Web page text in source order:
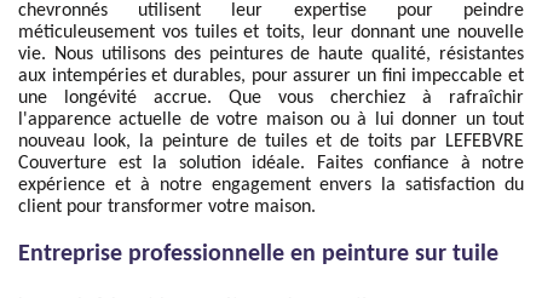
chevronnés utilisent leur expertise pour peindre
méticuleusement vos tuiles et toits, leur donnant une nouvelle
vie. Nous utilisons des peintures de haute qualité, résistantes
aux intempéries et durables, pour assurer un fini impeccable et
une longévité accrue. Que vous cherchiez à rafraîchir
l'apparence actuelle de votre maison ou à lui donner un tout
nouveau look, la peinture de tuiles et de toits par LEFEBVRE
Couverture est la solution idéale. Faites confiance à notre
expérience et à notre engagement envers la satisfaction du
client pour transformer votre maison.
Entreprise professionnelle en peinture sur tuile